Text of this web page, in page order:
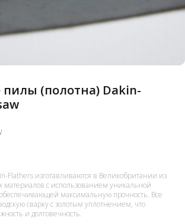
(полотна) Dakin-
Flathers изготавливаются в Великобритании из
материалов с использованием уникальной
максимальную прочность. Все
сварку с золотым уплотнением, что
и долговечность.